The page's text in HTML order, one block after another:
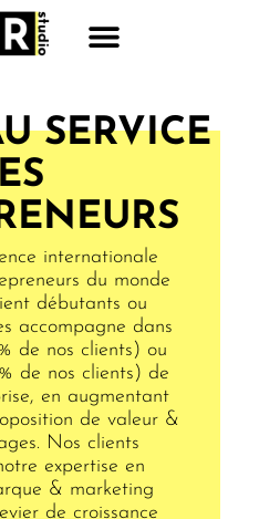
SERVICE
internationale
du monde
débutants ou
accompagne dans
de nos clients) ou
de nos clients) de
en augmentant
de valeur &
Nos clients
expertise en
& marketing
de croissance